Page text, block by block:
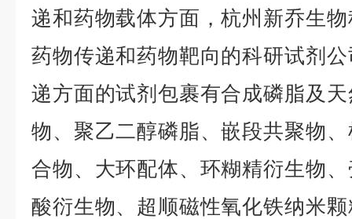
递和药物载体方面，杭州新乔生
药物传递和药物靶向的科研试剂
递方面的试剂包裹有合成磷脂及
物、聚乙二醇磷脂、嵌段共聚物
合物、大环配体、环糊精衍生物
酸衍生物、超顺磁性氧化铁纳米